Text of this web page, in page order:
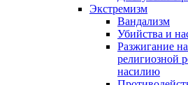
Экстремизм
Вандализм
Убийства и
Разжигание
религиозной
насилию